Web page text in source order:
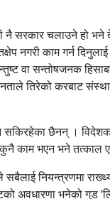
नै सरकार चलाउने
काम गर्न
सन्तोषजनक
तिरेको करबाट
छैनन् ।
कुनै काम भएन भने
नियन्त्रणमा
अवधारणा भनेको गुड